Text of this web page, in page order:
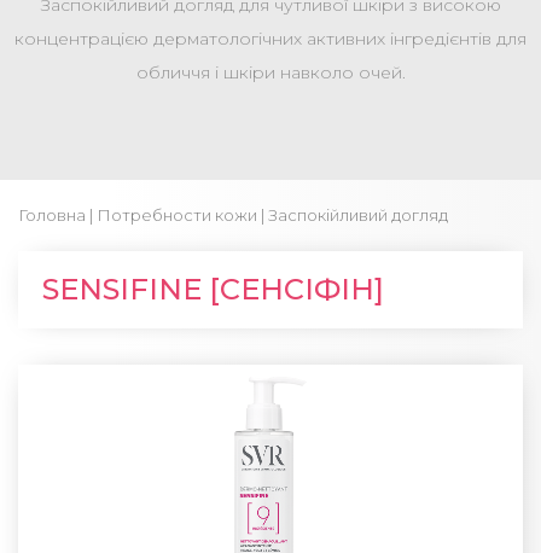
Заспокійливий догляд для чутливої ​​шкіри з високою
концентрацією дерматологічних активних інгредієнтів для
обличчя і шкіри навколо очей.
Головна | Потребности кожи | Заспокійливий догляд
SENSIFINE [СЕНСІФІН]